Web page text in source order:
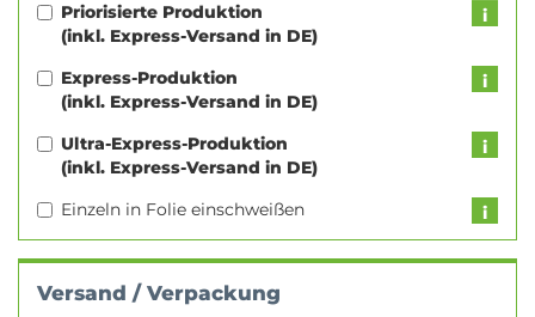
Priorisierte Produktion
(inkl. Express-Versand in DE)
Express-Produktion
(inkl. Express-Versand in DE)
Ultra-Express-Produktion
(inkl. Express-Versand in DE)
Einzeln in Folie einschweißen
Versand / Verpackung